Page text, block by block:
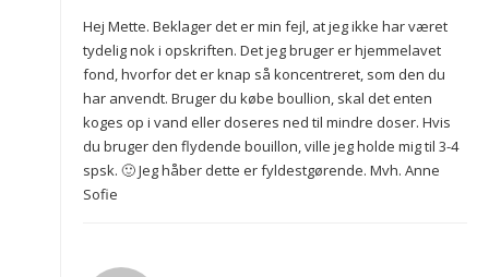
Hej Mette. Beklager det er min fejl, at jeg ikke har været
tydelig nok i opskriften. Det jeg bruger er hjemmelavet
fond, hvorfor det er knap så koncentreret, som den du
har anvendt. Bruger du købe boullion, skal det enten
koges op i vand eller doseres ned til mindre doser. Hvis
du bruger den flydende bouillon, ville jeg holde mig til 3-4
spsk. 🙂 Jeg håber dette er fyldestgørende. Mvh. Anne
Sofie